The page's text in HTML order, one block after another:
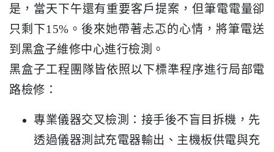
是，當天下午還有重要客戶提案，但筆電電量卻
只剩下15%。後來她帶著忐忑的心情，將筆電送
到黑盒子維修中心進行檢測。
黑盒子工程團隊皆依照以下標準程序進行局部電
路檢修：
專業儀器交叉檢測：接手後不盲目拆機，先
透過儀器測試充電器輸出、主機板供電與充